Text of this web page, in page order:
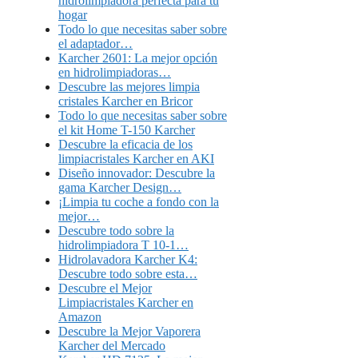
hogar
Todo lo que necesitas saber sobre
el adaptador…
Karcher 2601: La mejor opción
en hidrolimpiadoras…
Descubre las mejores limpia
cristales Karcher en Bricor
Todo lo que necesitas saber sobre
el kit Home T-150 Karcher
Descubre la eficacia de los
limpiacristales Karcher en AKI
Diseño innovador: Descubre la
gama Karcher Design…
¡Limpia tu coche a fondo con la
mejor…
Descubre todo sobre la
hidrolimpiadora T 10-1…
Hidrolavadora Karcher K4:
Descubre todo sobre esta…
Descubre el Mejor
Limpiacristales Karcher en
Amazon
Descubre la Mejor Vaporera
Karcher del Mercado